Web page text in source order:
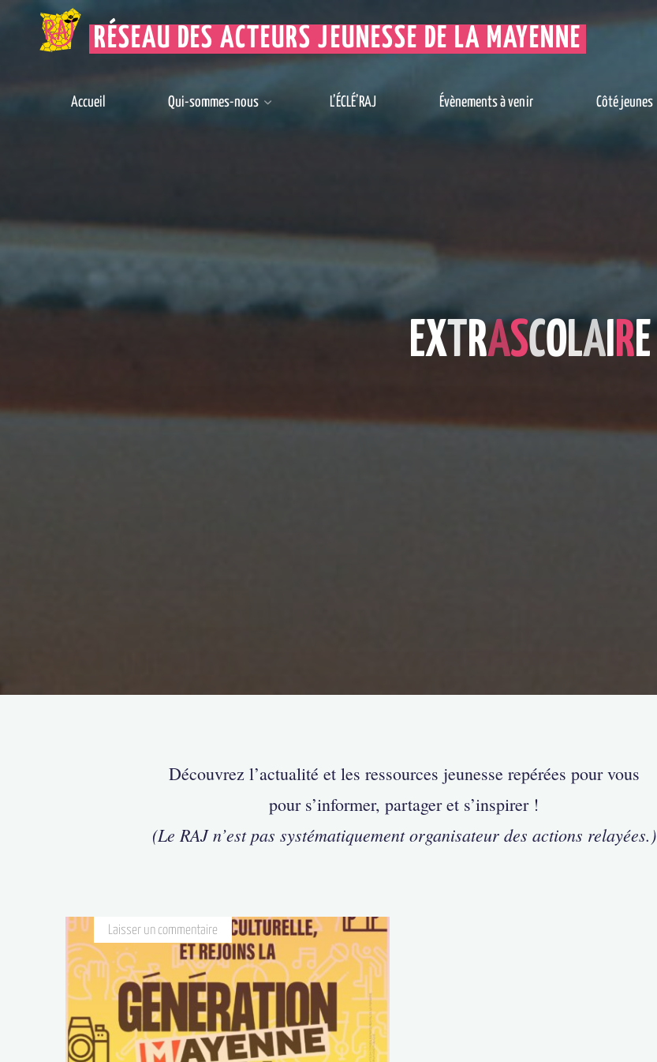
RÉSEAU DES ACTEURS JEUNESSE DE LA MAYENNE
Accueil Qui-sommes-nous L’ÉCLÉ’RAJ Évènements à venir Côté jeunes
EX T RASCOLAIRE
Découvrez l’actualité et les ressources jeunesse repérées pour vous
pour s’informer, partager et s’inspirer !
(Le RAJ n’est pas systématiquement organisateur des actions relayées.)
Laisser un commentaire